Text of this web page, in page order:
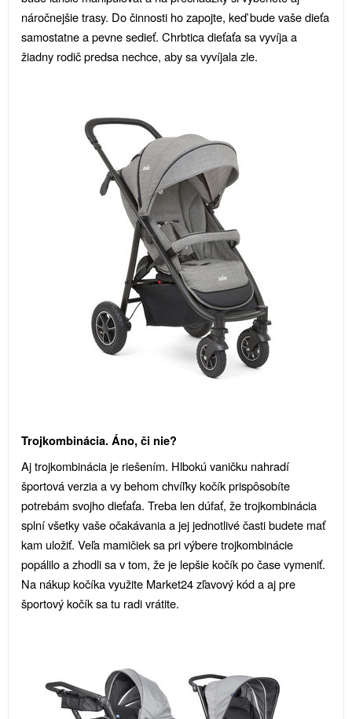
náročnejšie trasy. Do činnosti ho zapojte, keď bude vaše dieťa
samostatne a pevne sedieť. Chrbtica dieťaťa sa vyvíja a
žiadny rodič predsa nechce, aby sa vyvíjala zle.
Trojkombinácia. Áno, či nie?
Aj trojkombinácia je riešením. Hlbokú vaničku nahradí
športová verzia a vy behom chvíľky kočík prispôsobíte
potrebám svojho dieťaťa. Treba len dúfať, že trojkombinácia
splní všetky vaše očakávania a jej jednotlivé časti budete mať
kam uložiť. Veľa mamičiek sa pri výbere trojkombinácie
popálilo a zhodli sa v tom, že je lepšie kočík po čase vymeniť.
Na nákup kočíka využite Market24 zľavový kód a aj pre
športový kočík sa tu radi vrátite.